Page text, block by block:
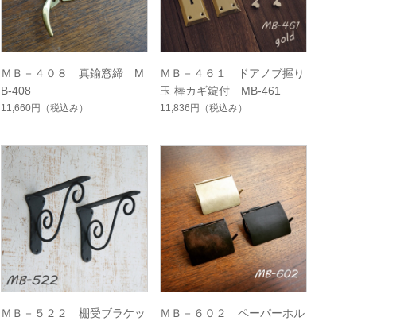
ＭＢ－４０８ 真鍮窓締 M
B-408
11,660円 （税込み）
ＭＢ－４６１ ドアノブ握り
玉 棒カギ錠付 MB-461
11,836円 （税込み）
ＭＢ－５２２ 棚受ブラケッ
ＭＢ－６０２ ペーパーホル